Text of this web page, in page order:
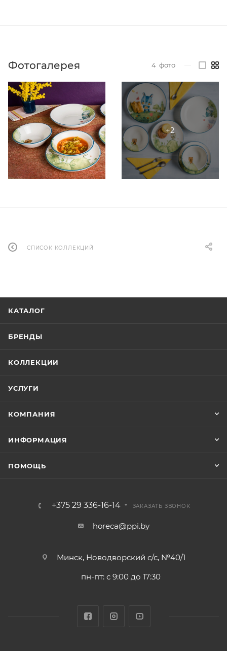
Фотогалерея 4 фото
СПИСОК КОЛЛЕКЦИЙ
КАТАЛОГ
БРЕНДЫ
КОЛЛЕКЦИИ
УСЛУГИ
КОМПАНИЯ
ИНФОРМАЦИЯ
ПОМОЩЬ
+375 29 336-16-14 ЗАКАЗАТЬ ЗВОНОК
horeca@ppi.by
Минск, Новодворский с/с, №40/1
пн-пт: с 9:00 до 17:30